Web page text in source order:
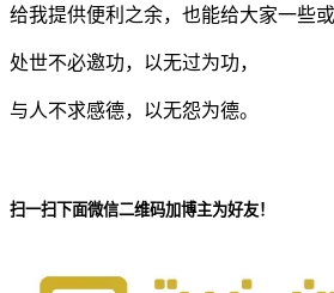
给我提供便利之余，也能给大家一些
处世不必邀功，以无过为功，
与人不求感德，以无怨为德。
扫一扫下面微信二维码加博主为好友！